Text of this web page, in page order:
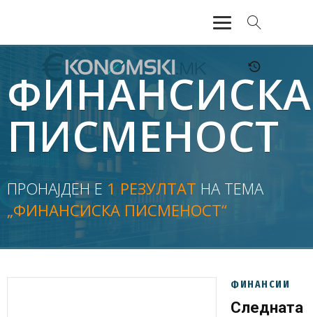
АКТУЕЛНО
ЕКОНОМИЈА
ФИНАНСИИ
БАНКАРСТВО
ЖИВОТ
МОЗАИК
ФИНАНСИСКА
ПИСМЕНОСТ
ПРОНАЈДЕН Е 1 РЕЗУЛТАТ НА ТЕМА
„ФИНАНСИСКА ПИСМЕНОСТ“
ФИНАНСИИ
Следната